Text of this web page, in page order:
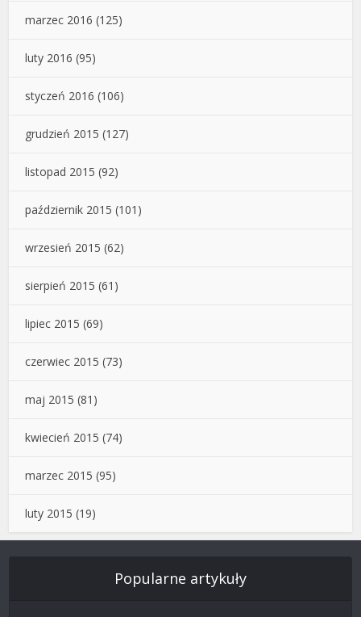
marzec 2016 (125)
luty 2016 (95)
styczeń 2016 (106)
grudzień 2015 (127)
listopad 2015 (92)
październik 2015 (101)
wrzesień 2015 (62)
sierpień 2015 (61)
lipiec 2015 (69)
czerwiec 2015 (73)
maj 2015 (81)
kwiecień 2015 (74)
marzec 2015 (95)
luty 2015 (19)
Popularne artykuły